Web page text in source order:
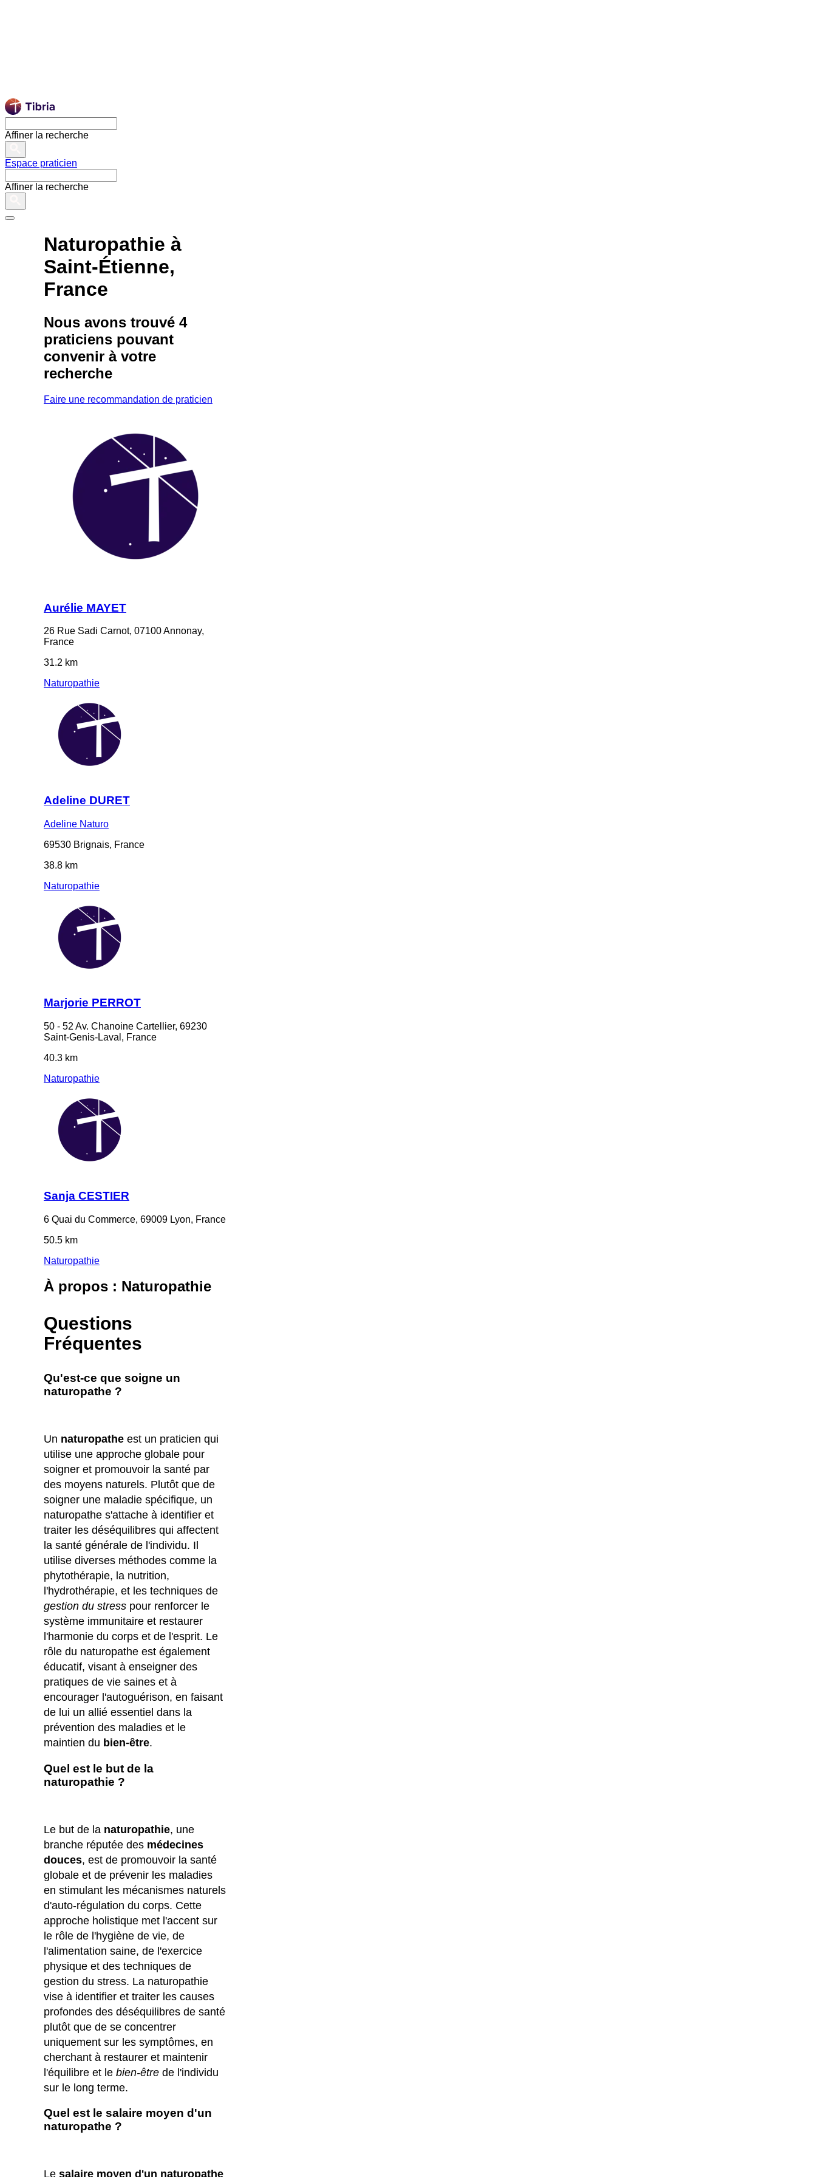
Affiner la recherche
Espace praticien
Affiner la recherche
Naturopathie à
Saint-Étienne,
France
Nous avons trouvé 4
praticiens pouvant
convenir à votre
recherche
Faire une recommandation de praticien
Aurélie MAYET
26 Rue Sadi Carnot, 07100 Annonay,
France
31.2 km
Naturopathie
Adeline DURET
Adeline Naturo
69530 Brignais, France
38.8 km
Naturopathie
Marjorie PERROT
50 - 52 Av. Chanoine Cartellier, 69230
Saint-Genis-Laval, France
40.3 km
Naturopathie
Sanja CESTIER
6 Quai du Commerce, 69009 Lyon, France
50.5 km
Naturopathie
À propos : Naturopathie
Questions
Fréquentes
Qu'est-ce que soigne un
naturopathe ?
Un naturopathe est un praticien qui
utilise une approche globale pour
soigner et promouvoir la santé par
des moyens naturels. Plutôt que de
soigner une maladie spécifique, un
naturopathe s'attache à identifier et
traiter les déséquilibres qui affectent
la santé générale de l'individu. Il
utilise diverses méthodes comme la
phytothérapie, la nutrition,
l'hydrothérapie, et les techniques de
gestion du stress pour renforcer le
système immunitaire et restaurer
l'harmonie du corps et de l'esprit. Le
rôle du naturopathe est également
éducatif, visant à enseigner des
pratiques de vie saines et à
encourager l'autoguérison, en faisant
de lui un allié essentiel dans la
prévention des maladies et le
maintien du bien-être.
Quel est le but de la
naturopathie ?
Le but de la naturopathie, une
branche réputée des médecines
douces, est de promouvoir la santé
globale et de prévenir les maladies
en stimulant les mécanismes naturels
d'auto-régulation du corps. Cette
approche holistique met l'accent sur
le rôle de l'hygiène de vie, de
l'alimentation saine, de l'exercice
physique et des techniques de
gestion du stress. La naturopathie
vise à identifier et traiter les causes
profondes des déséquilibres de santé
plutôt que de se concentrer
uniquement sur les symptômes, en
cherchant à restaurer et maintenir
l'équilibre et le bien-être de l'individu
sur le long terme.
Quel est le salaire moyen d'un
naturopathe ?
Le salaire moyen d'un naturopathe